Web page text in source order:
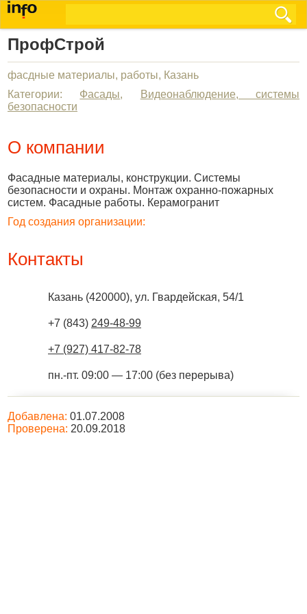
ПрофСтрой
фасдные материалы, работы, Казань
Категории: Фасады,
Видеонаблюдение, системы
безопасности
О компании
Фасадные материалы, конструкции. Системы
безопасности и охраны. Монтаж охранно-пожарных
систем. Фасадные работы. Керамогранит
Год создания организации:
Контакты
Казань (420000), ул. Гвардейская, 54/1
+7 (843) 249-48-99
+7 (927) 417-82-78
пн.-пт. 09:00 — 17:00 (без перерыва)
Добавлена: 01.07.2008
Проверена: 20.09.2018